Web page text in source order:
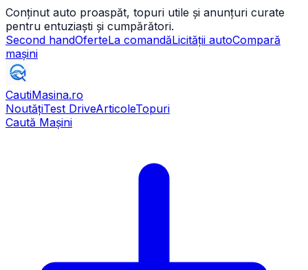
Conținut auto proaspăt, topuri utile și anunțuri curate
pentru entuziaști și cumpărători.
Second handOferteLa comandăLicității autoCompară
mașini
CautiMasina.ro
NoutățiTest DriveArticoleTopuri
Caută Mașini